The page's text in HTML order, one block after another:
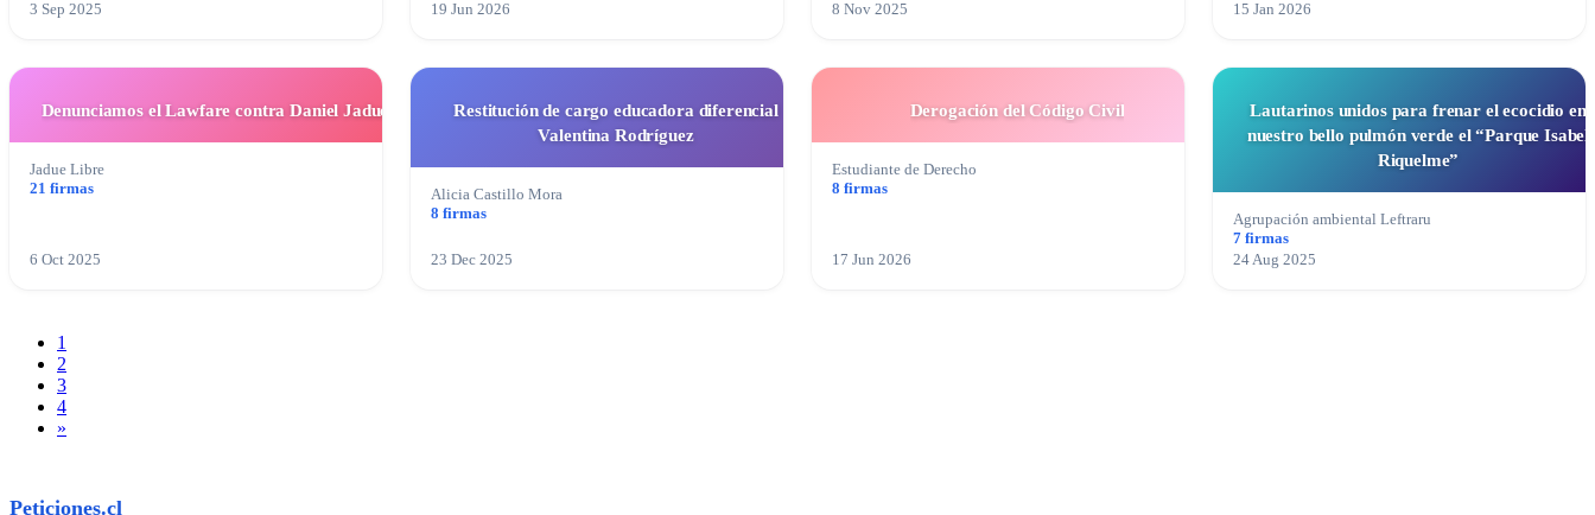
3 Sep 2025
19 Jun 2026
8 Nov 2025
15 Jan 2026
Denunciamos el Lawfare contra Daniel Jadue
Jadue Libre
21 firmas
6 Oct 2025
Restitución de cargo educadora diferencial
Valentina Rodríguez
Alicia Castillo Mora
8 firmas
23 Dec 2025
Derogación del Código Civil
Estudiante de Derecho
8 firmas
17 Jun 2026
Lautarinos unidos para frenar el ecocidio en
nuestro bello pulmón verde el “Parque Isabel
Riquelme”
Agrupación ambiental Leftraru
7 firmas
24 Aug 2025
1
2
3
4
»
Peticiones.cl